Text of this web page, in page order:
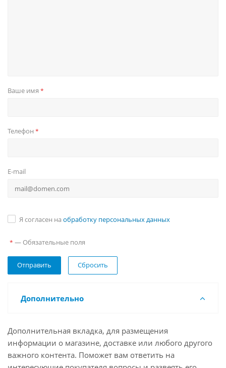
Ваше имя *
Телефон *
E-mail
Я согласен на обработку персональных данных
* — Обязательные поля
Сбросить
Дополнительно
Дополнительная вкладка, для размещения
информации о магазине, доставке или любого другого
важного контента. Поможет вам ответить на